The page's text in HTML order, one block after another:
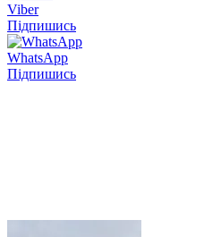
Viber
Підпишись
WhatsApp
Підпишись